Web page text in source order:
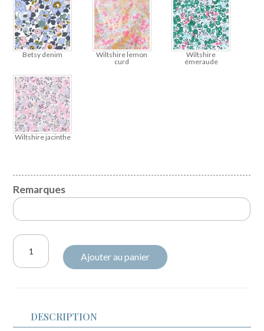
Betsy denim
Wiltshire lemon
curd
Wiltshire
émeraude
Wiltshire jacinthe
Remarques
quantité
pailletée
Ajouter au panier
DESCRIPTION